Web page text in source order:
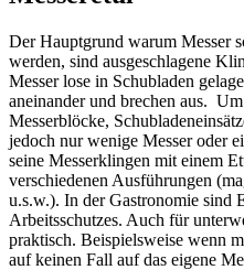
Der Hauptgrund warum Messer
werden, sind ausgeschlagene
Messer lose in Schubladen
aneinander und brechen aus.
Messerblöcke,
jedoch nur wenige Messer oder
seine Messerklingen mit einem
verschiedenen Ausführungen
u.s.w.). In der Gastronomie sind
Arbeitsschutzes. Auch für
praktisch. Beispielsweise wenn
auf keinen Fall auf das eigene